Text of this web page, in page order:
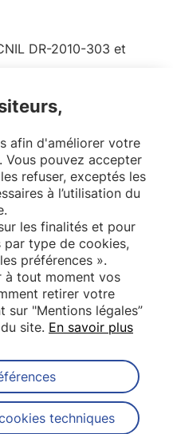
DR-2010-303 et
Lyon
notre newsletter
afin d'améliorer votre
Vous pouvez accepter
refuser, exceptés les
à l’utilisation du
les finalités et pour
type de cookies,
préférences ».
à tout moment vos
retirer votre
sur "Mentions légales”
site. En savoir plus
techniques